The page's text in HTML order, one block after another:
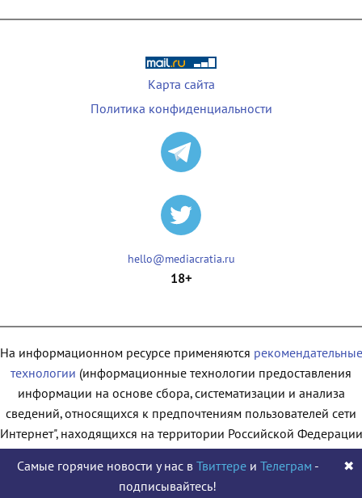
Карта сайта
Политика конфиденциальности
hello@mediacratia.ru
18+
На информационном ресурсе применяются рекомендательные
технологии (информационные технологии предоставления
информации на основе сбора, систематизации и анализа
сведений, относящихся к предпочтениям пользователей сети
находящихся на территории Российской
© 2009 - 2026
Самые горячие новости у нас в Твиттереи Телеграм -
подписывайтесь!
✖